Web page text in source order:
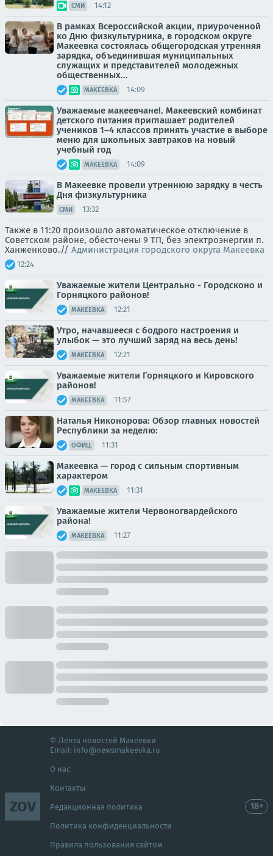
СМИ 14:12
В рамках Всероссийской акции, приуроченной
ко Дню физкультурника, в городском округе
Макеевка состоялась общегородская утренняя
зарядка, объединившая муниципальных
служащих и представителей молодежных
общественных...
МАКЕЕВКА 14:09
Уважаемые макеевчане!. Макеевский комбинат
детского питания приглашает родителей
учеников 1–4 классов принять участие в выборе
меню для школьных завтраков на новый
учебный год
МАКЕЕВКА 14:09
В Макеевке провели утреннюю зарядку в честь
Дня физкультурника
СМИ 13:32
Также в 11:20 произошло автоматическое отключение в
Советском районе, обесточены 9 ТП, без электроэнергии п.
Ханженково.// Администрация городского округа Макеевка
12:24
Уважаемые жители Центрально - Городсконо и
Горняцкого районов!
МАКЕЕВКА 12:21
Утро, начавшееся с бодрого настроения и
улыбок — это лучший заряд на весь день!
МАКЕЕВКА 12:21
Уважаемые жители Горняцкого и Кировского
районов!
МАКЕЕВКА 11:57
Наталья Никонорова: Обзор главных новостей
Республики за неделю:
ОФИЦ. 11:31
Макеевка — город с сильным спортивным
характером
МАКЕЕВКА 11:31
Уважаемые жители Червоногвардейского
района!
МАКЕЕВКА 11:27
ZOV
© Лента новостей Макеевки
Email: info@newsmakeevka.ru
О нас
Контакты
Редакционная политика
Политика конфиденциальности
Правила пользования сайтом
18+